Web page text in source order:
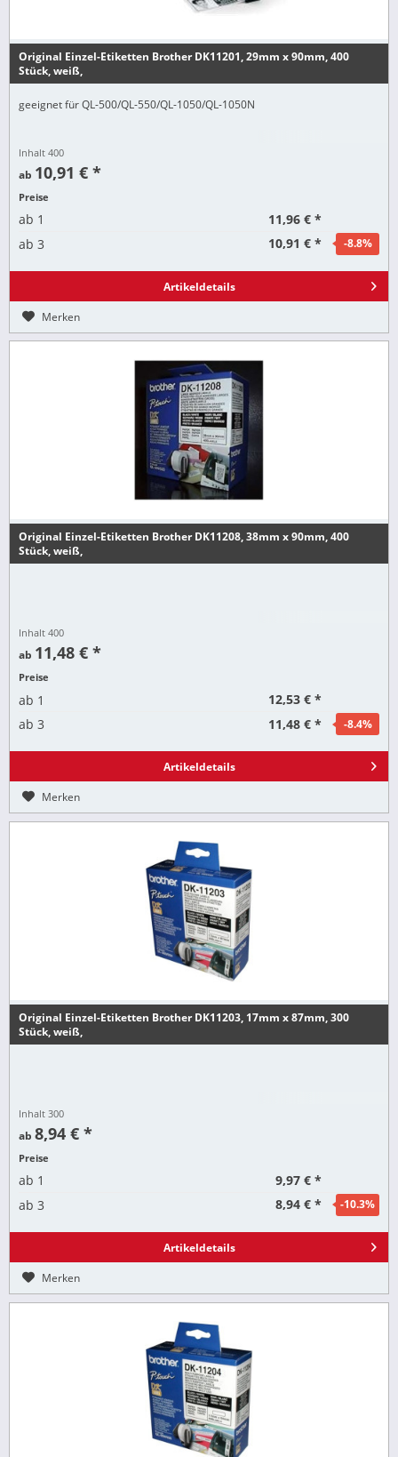
Original Einzel-Etiketten Brother DK11201, 29mm x 90mm, 400
Stück, weiß,
geeignet für QL-500/QL-550/QL-1050/QL-1050N
Inhalt400
ab 10,91 € *
Preise
ab 1
11,96 € *
ab 3 10,91 € * -8.8%
Artikeldetails
Merken
Original Einzel-Etiketten Brother DK11208, 38mm x 90mm, 400
Stück, weiß,
Inhalt400
ab 11,48 € *
Preise
ab 1
12,53 € *
ab 3 11,48 € * -8.4%
Artikeldetails
Merken
Original Einzel-Etiketten Brother DK11203, 17mm x 87mm, 300
Stück, weiß,
Inhalt 300
ab8,94 € *
Preise
ab 1
9,97 € *
ab 3 8,94 € * -10.3%
Artikeldetails
Merken